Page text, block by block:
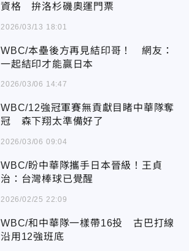
資格 拚洛杉磯奧運門票
2026/03/13 18:01
WBC/本壘後方再見結印哥！ 網友：
一起結印才能贏日本
2026/03/06 14:47
WBC/12強冠軍賽無貢獻目睹中華隊奪
冠 森下翔太準備好了
2026/03/06 09:04
WBC/盼中華隊攜手日本晉級！王貞
治：台灣棒球已覺醒
2026/02/25 22:09
WBC/和中華隊一樣帶16投 古巴打線
沿用12強班底